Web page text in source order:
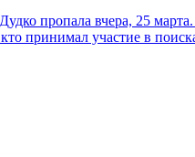
пропала вчера, 25
принимал участие в